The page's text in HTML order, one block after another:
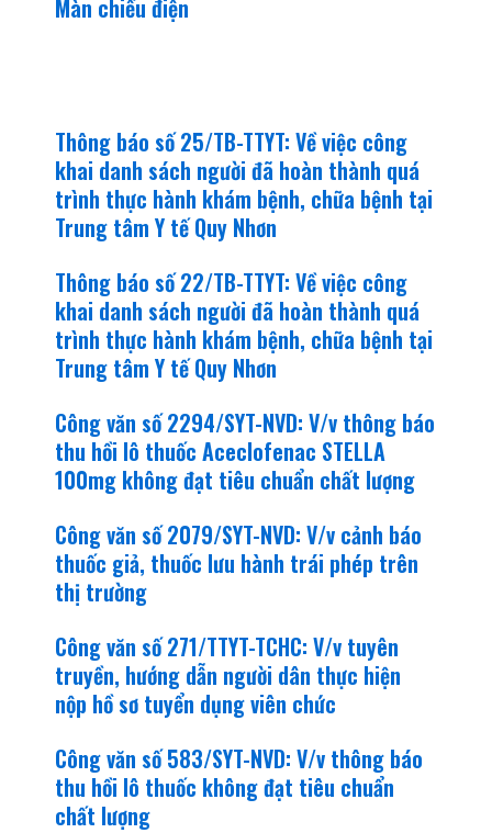
Màn chiếu điện
Thông báo số 25/TB-TTYT: Về việc công
khai danh sách người đã hoàn thành quá
trình thực hành khám bệnh, chữa bệnh tại
Trung tâm Y tế Quy Nhơn
Thông báo số 22/TB-TTYT: Về việc công
khai danh sách người đã hoàn thành quá
trình thực hành khám bệnh, chữa bệnh tại
Trung tâm Y tế Quy Nhơn
Công văn số 2294/SYT-NVD: V/v thông báo
thu hồi lô thuốc Aceclofenac STELLA
100mg không đạt tiêu chuẩn chất lượng
Công văn số 2079/SYT-NVD: V/v cảnh báo
thuốc giả, thuốc lưu hành trái phép trên
thị trường
Công văn số 271/TTYT-TCHC: V/v tuyên
truyền, hướng dẫn người dân thực hiện
nộp hồ sơ tuyển dụng viên chức
Công văn số 583/SYT-NVD: V/v thông báo
thu hồi lô thuốc không đạt tiêu chuẩn
chất lượng